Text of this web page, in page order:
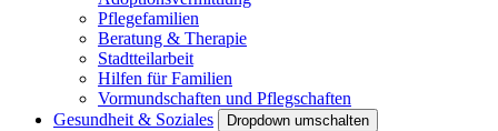
Pflegefamilien
Beratung & Therapie
Stadtteilarbeit
Hilfen für Familien
Vormundschaften und Pflegschaften
Gesundheit & Soziales
Dropdown umschalten